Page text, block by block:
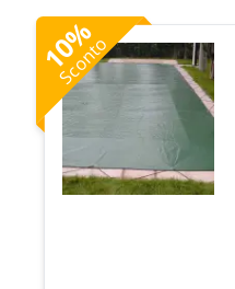
10
%
Sconto